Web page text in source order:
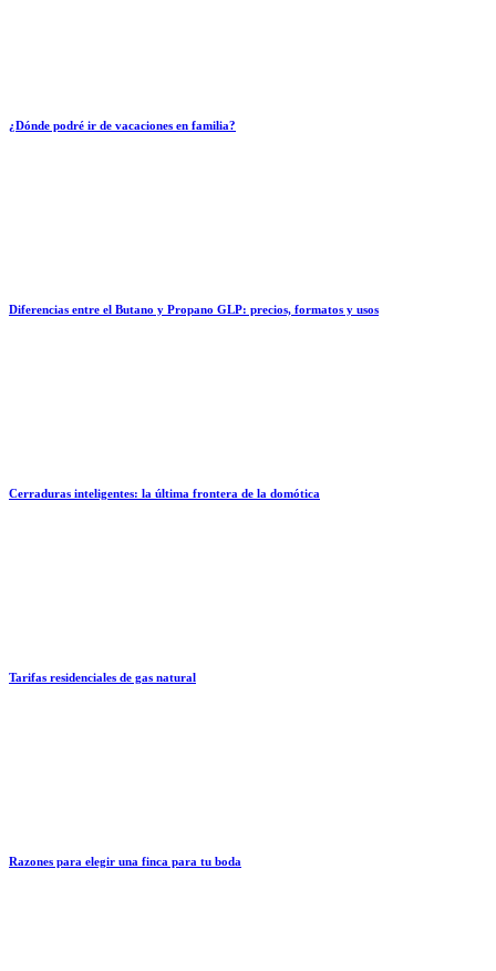
¿Dónde podré ir de vacaciones en familia?
Diferencias entre el Butano y Propano GLP: precios, formatos y usos
Cerraduras inteligentes: la última frontera de la domótica
Tarifas residenciales de gas natural
Razones para elegir una finca para tu boda